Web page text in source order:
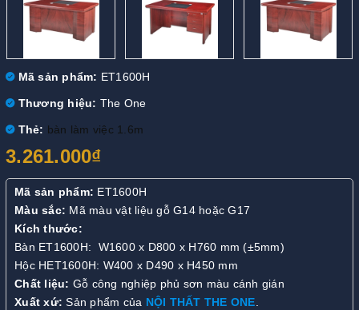
Mã sản phẩm: ET1600H
Thương hiệu: The One
Thẻ: bàn làm việc 1.6m
3.261.000₫
Mã sản phẩm: ET1600H
Màu sắc: Mã màu vật liệu gỗ G14 hoặc G17
Kích thước:
Bàn ET1600H: W1600 x D800 x H760 mm (±5mm)
Hộc HET1600H: W400 x D490 x H450 mm
Chất liệu: Gỗ công nghiệp phủ sơn màu cánh gián
Xuất xứ:Sản phẩm của NỘI THẤT THE ONE.